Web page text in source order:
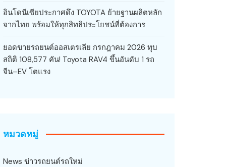
อินโดนีเซียประกาศดึง TOYOTA ย้ายฐานผลิตหลัก
จากไทย พร้อมให้ทุกสิทธิประโยชน์ที่ต้องการ
ยอดขายรถยนต์ออสเตรเลีย กรกฎาคม 2026 ทุบ
สถิติ 108,577 คัน! Toyota RAV4 ขึ้นอันดับ 1 รถ
จีน–EV โตแรง
หมวดหมู่
News ข่าวรถยนต์รถใหม่